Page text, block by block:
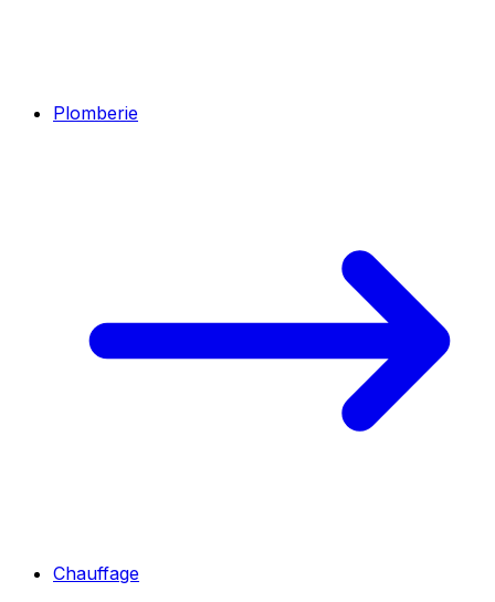
Plomberie
Chauffage